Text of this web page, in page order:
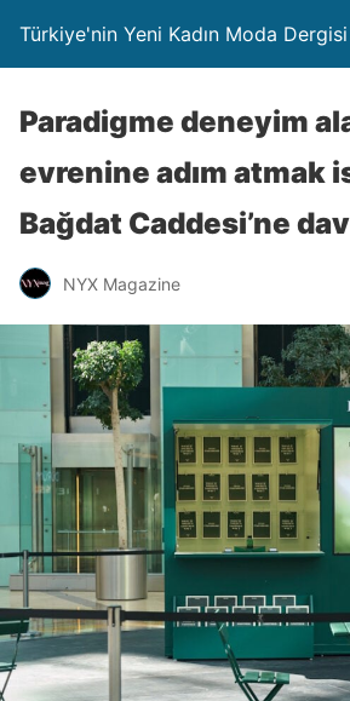
Türkiye'nin Yeni Kadın Moda
Paradigme deneyim
evrenine adım atmak
Bağdat Caddesi’ne
NYX Magazine